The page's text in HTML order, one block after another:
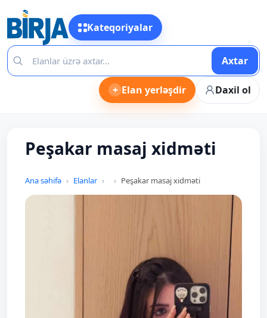
Kateqoriyalar
Axtar
+ Elan yerləşdir Daxil ol
Peşakar masaj xidməti
Ana səhifə Elanlar Peşakar masaj xidməti